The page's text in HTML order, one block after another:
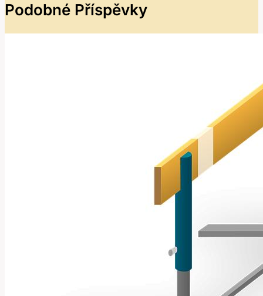
Podobné Příspěvky